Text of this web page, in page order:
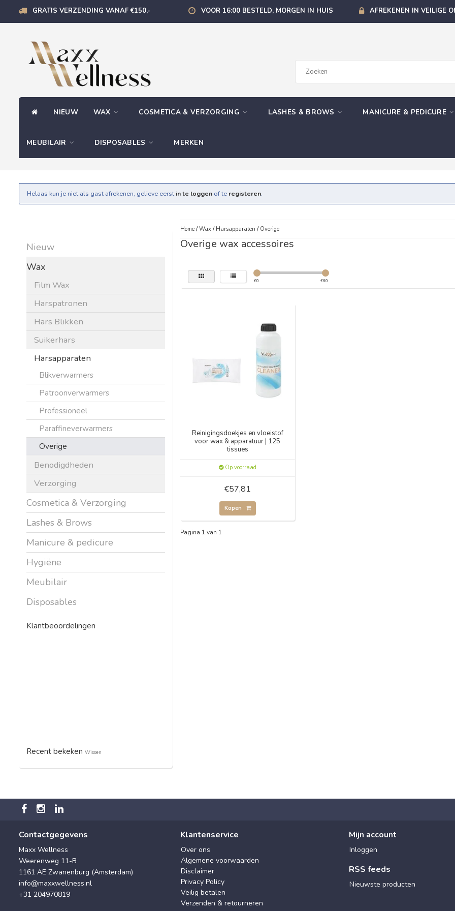
GRATIS VERZENDING VANAF €150,- VOOR 16:00 BESTELD, MORGEN IN HUIS AFREKENEN IN VEILIGE
NIEUW WAX COSMETICA & VERZORGING LASHES & BROWS MANICURE & PEDICURE
MEUBILAIR DISPOSABLES MERKEN
Helaas kun je niet als gast afrekenen, gelieve eerst in te loggen of te registeren.
Nieuw
Wax
Film Wax
Harspatronen
Hars Blikken
Suikerhars
Harsapparaten
Blikverwarmers
Patroonverwarmers
Professioneel
Paraffineverwarmers
Overige
Benodigdheden
Verzorging
Cosmetica & Verzorging
Lashes & Brows
Manicure & pedicure
Hygiëne
Meubilair
Disposables
Klantbeoordelingen
Recent bekeken Wissen
Home/Wax/ Harsapparaten / Overige
Overige wax accessoires
€0 €60
Reinigingsdoekjes en vloeistof
voor wax & apparatuur | 125
tissues
Op voorraad
€57,81
Kopen
Pagina 1 van 1
Contactgegevens
Maxx Wellness
Weerenweg 11-B
1161 AE Zwanenburg (Amsterdam)
info@maxxwellness.nl
+31 204970819
Klantenservice
Over ons
Algemene voorwaarden
Disclaimer
Privacy Policy
Veilig betalen
Verzenden & retourneren
Mijn account
Inloggen
RSS feeds
Nieuwste producten